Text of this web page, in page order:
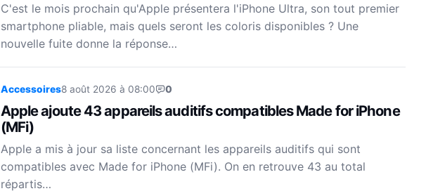
C'est le mois prochain qu'Apple présentera l'iPhone Ultra, son tout premier
smartphone pliable, mais quels seront les coloris disponibles ? Une
nouvelle fuite donne la réponse…
Accessoires8 août 2026 à 08:00 0
Apple ajoute 43 appareils auditifs compatibles Made for iPhone
(MFi)
Apple a mis à jour sa liste concernant les appareils auditifs qui sont
compatibles avec Made for iPhone (MFi). On en retrouve 43 au total
répartis…